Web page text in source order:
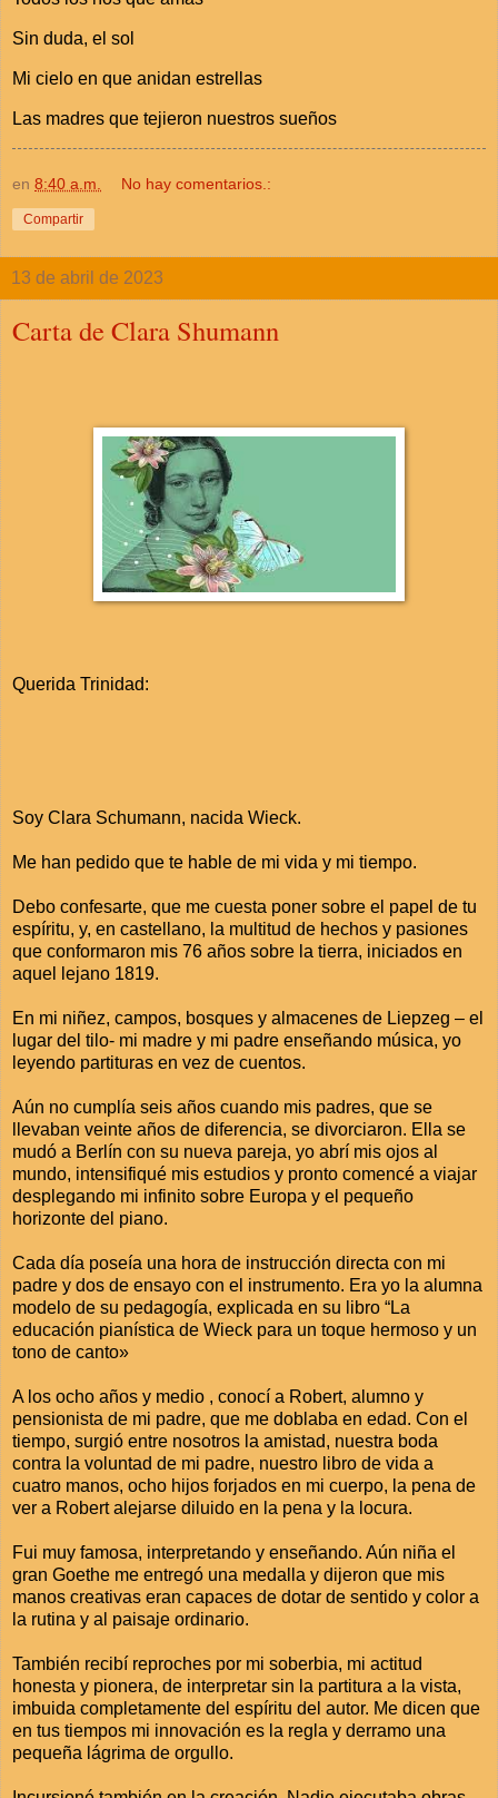
Sin duda, el sol
Mi cielo en que anidan estrellas
Las madres que tejieron nuestros sueños
en 8:40 a.m. No hay comentarios.:
Compartir
13 de abril de 2023
Carta de Clara Shumann
Querida Trinidad:
Soy Clara Schumann, nacida Wieck.
Me han pedido que te hable de mi vida y mi tiempo.
Debo confesarte, que me cuesta poner sobre el papel de tu
espíritu, y, en castellano, la multitud de hechos y pasiones
que conformaron mis 76 años sobre la tierra, iniciados en
aquel lejano 1819.
En mi niñez, campos, bosques y almacenes de Liepzeg – el
lugar del tilo- mi madre y mi padre enseñando música, yo
leyendo partituras en vez de cuentos.
Aún no cumplía seis años cuando mis padres, que se
llevaban veinte años de diferencia, se divorciaron. Ella se
mudó a Berlín con su nueva pareja, yo abrí mis ojos al
mundo, intensifiqué mis estudios y pronto comencé a viajar
desplegando mi infinito sobre Europa y el pequeño
horizonte del piano.
Cada día poseía una hora de instrucción directa con mi
padre y dos de ensayo con el instrumento. Era yo la alumna
modelo de su pedagogía, explicada en su libro “La
educación pianística de Wieck para un toque hermoso y un
tono de canto»
A los ocho años y medio , conocí a Robert, alumno y
pensionista de mi padre, que me doblaba en edad. Con el
tiempo, surgió entre nosotros la amistad, nuestra boda
contra la voluntad de mi padre, nuestro libro de vida a
cuatro manos, ocho hijos forjados en mi cuerpo, la pena de
ver a Robert alejarse diluido en la pena y la locura.
Fui muy famosa, interpretando y enseñando. Aún niña el
gran Goethe me entregó una medalla y dijeron que mis
manos creativas eran capaces de dotar de sentido y color a
la rutina y al paisaje ordinario.
También recibí reproches por mi soberbia, mi actitud
honesta y pionera, de interpretar sin la partitura a la vista,
imbuida completamente del espíritu del autor. Me dicen que
en tus tiempos mi innovación es la regla y derramo una
pequeña lágrima de orgullo.